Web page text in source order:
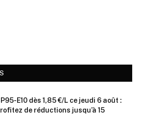
E10 dès 1,85 €/L ce jeudi 6 août :
de réductions jusqu’à 15